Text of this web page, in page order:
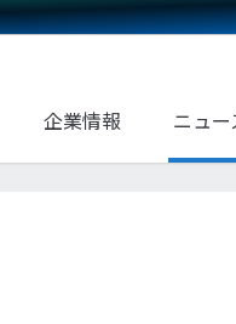
企業情報 ニュー